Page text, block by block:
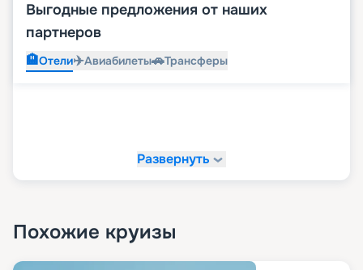
Выгодные предложения от наших
партнеров
🏨Отели✈️Авиабилеты🚗Трансферы
Развернуть
Похожие круизы